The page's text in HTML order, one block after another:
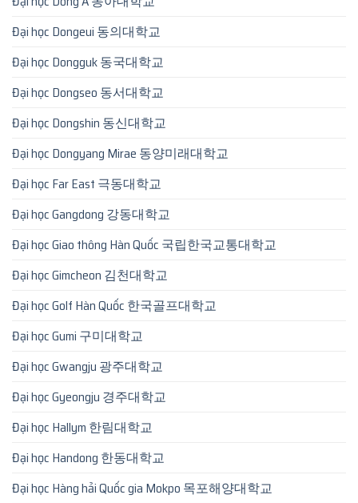
Đại học Dongeui 동의대학교
Đại học Dongguk 동국대학교
Đại học Dongseo 동서대학교
Đại học Dongshin 동신대학교
Đại học Dongyang Mirae 동양미래대학교
Đại học Far East 극동대학교
Đại học Gangdong 강동대학교
Đại học Giao thông Hàn Quốc 국립한국교통대학교
Đại học Gimcheon 김천대학교
Đại học Golf Hàn Quốc 한국골프대학교
Đại học Gumi 구미대학교
Đại học Gwangju 광주대학교
Đại học Gyeongju 경주대학교
Đại học Hallym 한림대학교
Đại học Handong 한동대학교
Đại học Hàng hải Quốc gia Mokpo 목포해양대학교